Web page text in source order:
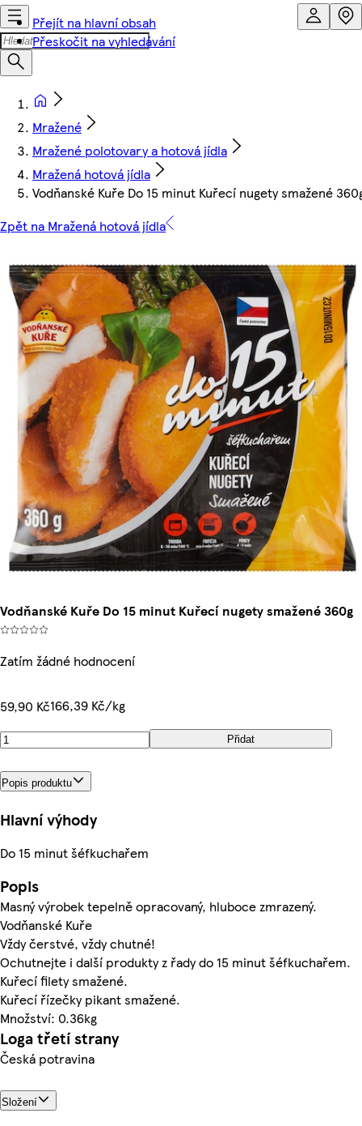
Přejít na hlavní obsah
Přeskočit na vyhledávání
Mražené
Mražené polotovary a hotová jídla
Mražená hotová jídla
Vodňanské Kuře Do 15 minut Kuřecí nugety smažené
Zpět na Mražená hotová jídla
Vodňanské Kuře Do 15 minut Kuřecí nugety smažené 360g
Zatím žádné hodnocení
59,90 Kč166,39 Kč/kg
Přidat
Popis produktu
Hlavní výhody
Do 15 minut šéfkuchařem
Popis
Masný výrobek tepelně opracovaný, hluboce zmrazený.
Vodňanské Kuře
Vždy čerstvé, vždy chutné!
Ochutnejte i další produkty z řady do 15 minut šéfkuchařem.
Kuřecí filety smažené.
Kuřecí řízečky pikant smažené.
Množství: 0.36kg
Loga třetí strany
Česká potravina
Složení